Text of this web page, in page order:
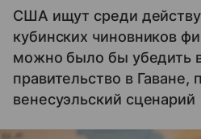
США ищут среди
кубинских чиновников
можно было бы убедить
правительство в Гаване,
венесуэльский сценарий